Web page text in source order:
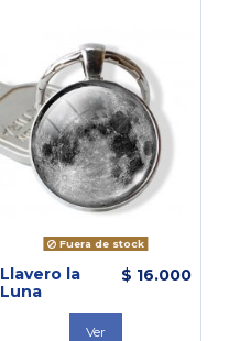
Fuera de stock
Llavero la
Luna
$ 16.000
Ver